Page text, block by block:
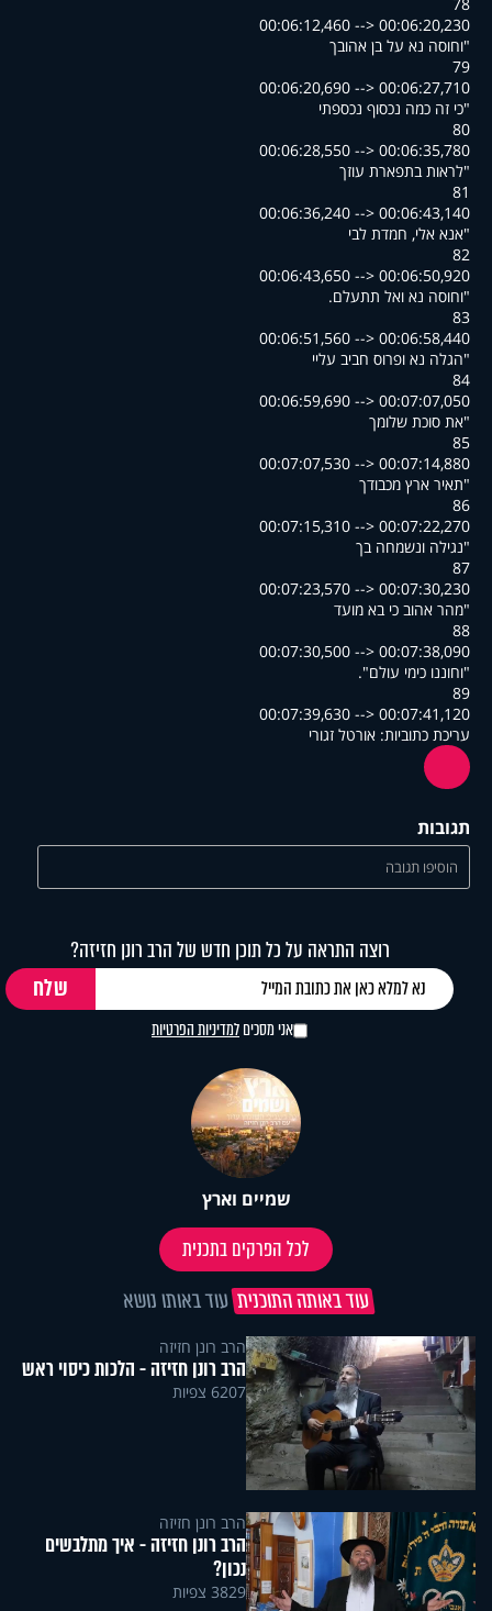
00:06:12,460 --> 00:06:20,230
וחוסה נא על בן אהובך"
79
00:06:20,690 --> 00:06:27,710
כי זה כמה נכסוף נכספתי"
80
00:06:28,550 --> 00:06:35,780
לראות בתפארת עוזך"
81
00:06:36,240 --> 00:06:43,140
אנא אלי, חמדת לבי"
82
00:06:43,650 --> 00:06:50,920
.וחוסה נא ואל תתעלם"
83
00:06:51,560 --> 00:06:58,440
הגלה נא ופרוס חביב עליי"
84
00:06:59,690 --> 00:07:07,050
את סוכת שלומך"
85
00:07:07,530 --> 00:07:14,880
תאיר ארץ מכבודך"
86
00:07:15,310 --> 00:07:22,270
נגילה ונשמחה בך"
87
00:07:23,570 --> 00:07:30,230
מהר אהוב כי בא מועד"
88
00:07:30,500 --> 00:07:38,090
."וחוננו כימי עולם"
89
00:07:39,630 --> 00:07:41,120
עריכת כתוביות: אורטל זגורי
תגובות
הוסיפו תגובה
רוצה התראה על כל תוכן חדש של הרב רונן חזיזה?
אני מסכיםלמדיניות הפרטיות
שמיים וארץ
לכל הפרקים בתכנית
עוד באותה התוכנית עוד באותו נושא
הרב רונן חזיזה
הרב רונן חזיזה - הלכות כיסוי ראש
6207 צפיות
הרב רונן חזיזה
הרב רונן חזיזה - איך מתלבשים
נכון?
3829 צפיות